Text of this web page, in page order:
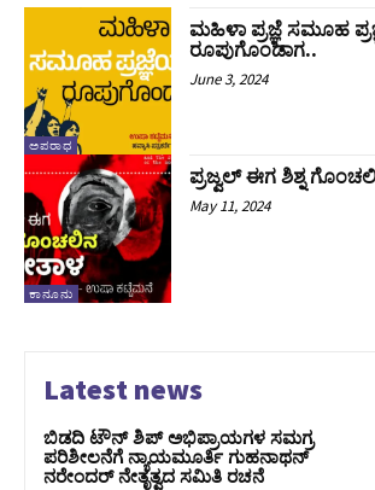
ಅಪರಾಧ
ಮಹಿಳಾ ಪ್ರಜ್ಞೆ ಸಮೂಹ
ರೂಪುಗೊಂಡಾಗ..
June 3, 2024
ಕಾನೂನು
ಪ್ರಜ್ವಲ್ ಈಗ ಶಿಶ್ನ
May 11, 2024
Latest news
ಬಿಡದಿ ಟೌನ್ ಶಿಪ್ ಅಭಿಪ್ರಾಯಗಳ ಸಮಗ್ರ
ಪರಿಶೀಲನೆಗೆ ನ್ಯಾಯಮೂರ್ತಿ ಗುಹನಾಥನ್
ನರೇಂದರ್ ನೇತೃತ್ವದ ಸಮಿತಿ ರಚನೆ